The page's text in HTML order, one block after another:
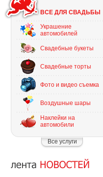
ВСЕ ДЛЯ СВАДЬБЫ
Украшение
автомобилей
Свадебные букеты
Свадебные торты
Фото и видео съемка
Воздушные шары
Наклейки на
автомобили
Все услуги